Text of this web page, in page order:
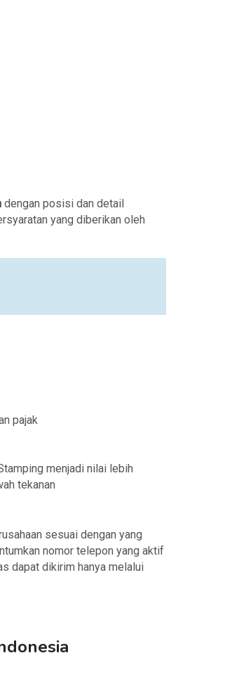
dengan posisi dan detail
yang diberikan oleh
pajak
menjadi nilai lebih
tekanan
sesuai dengan yang
nomor telepon yang aktif
dapat dikirim hanya melalui